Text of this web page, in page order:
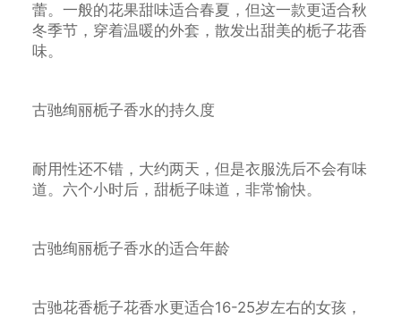
蕾。一般的花果甜味适合春夏，但这一款更适合秋
冬季节，穿着温暖的外套，散发出甜美的栀子花香
味。
古驰绚丽栀子香水的持久度
耐用性还不错，大约两天，但是衣服洗后不会有味
道。六个小时后，甜栀子味道，非常愉快。
古驰绚丽栀子香水的适合年龄
古驰花香栀子花香水更适合16-25岁左右的女孩，